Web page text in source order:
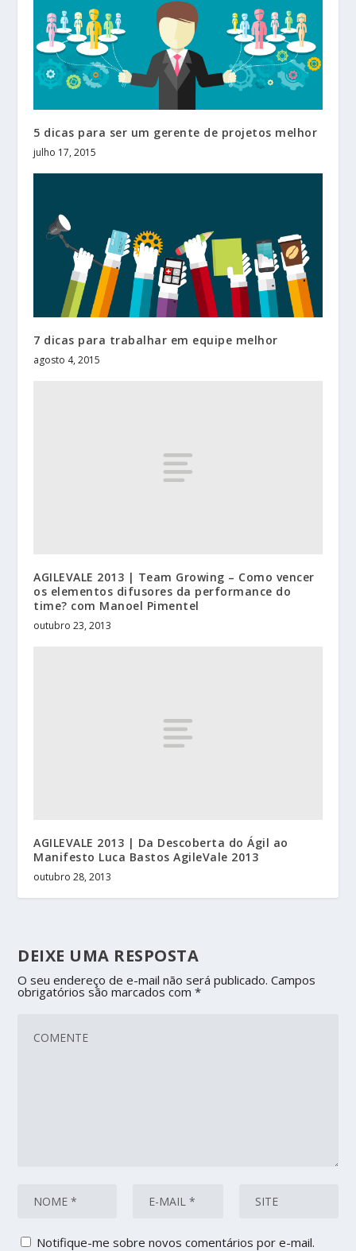
5 dicas para ser um gerente de projetos melhor
julho 17, 2015
7 dicas para trabalhar em equipe melhor
agosto 4, 2015
AGILEVALE 2013 | Team Growing – Como vencer
os elementos difusores da performance do
time? com Manoel Pimentel
outubro 23, 2013
AGILEVALE 2013 | Da Descoberta do Ágil ao
Manifesto Luca Bastos AgileVale 2013
outubro 28, 2013
DEIXE UMA RESPOSTA
O seu endereço de e-mail não será publicado. Campos
obrigatórios são marcados com*
Notifique-me sobre novos comentários por e-mail.